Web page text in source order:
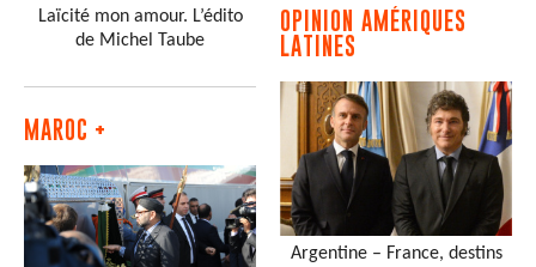
Laïcité mon amour. L’édito
de Michel Taube
MAROC +
OPINION AMÉRIQUES
LATINES
Argentine – France, destins